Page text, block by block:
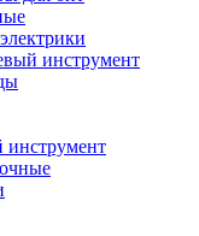
инструмент